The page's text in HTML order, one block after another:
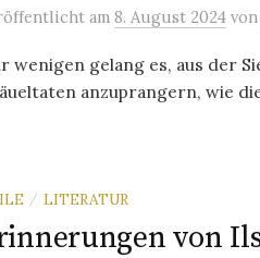
am 8. August 2024 von
wenigen gelang es, aus der
anzuprangern, wie
/ LITERATUR
von